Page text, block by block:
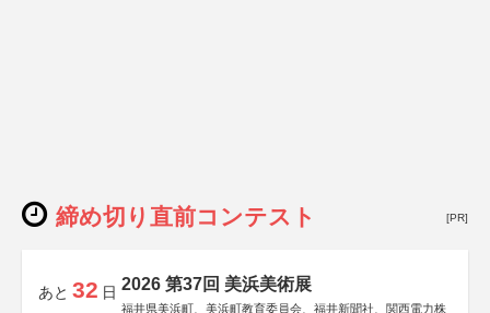
締め切り直前コンテスト [PR]
あと 32 日 2026 第37回 美浜美術展
福井県美浜町、美浜町教育委員会、福井新聞社、関西電力株